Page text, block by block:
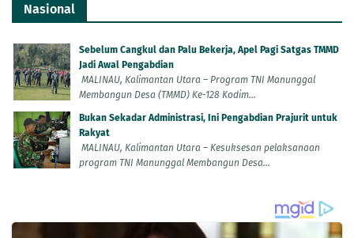
Nasional
Sebelum Cangkul dan Palu Bekerja, Apel Pagi Satgas TMMD
Jadi Awal Pengabdian
MALINAU, Kalimantan Utara – Program TNI Manunggal
Membangun Desa (TMMD) Ke-128 Kodim...
Bukan Sekadar Administrasi, Ini Pengabdian Prajurit untuk
Rakyat
MALINAU, Kalimantan Utara – Kesuksesan pelaksanaan
program TNI Manunggal Membangun Desa...